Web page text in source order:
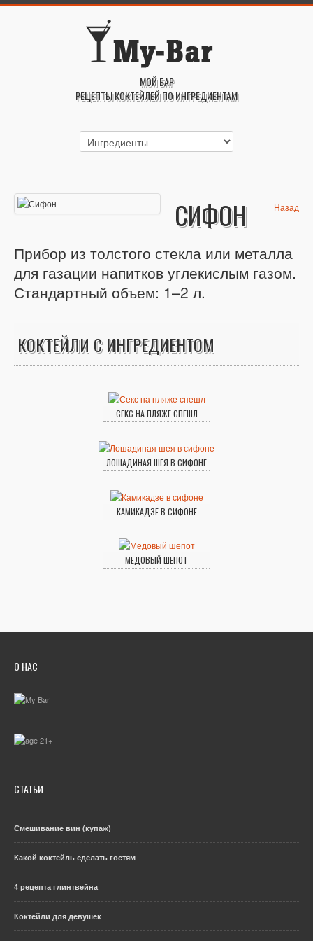
МОЙ БАР
РЕЦЕПТЫ КОКТЕЙЛЕЙ ПО ИНГРЕДИЕНТАМ
Назад
СИФОН
Прибор из толстого стекла или металла
для газации напитков углекислым газом.
Стандартный объем: 1–2 л.
КОКТЕЙЛИ С ИНГРЕДИЕНТОМ
СЕКС НА ПЛЯЖЕ СПЕШЛ
ЛОШАДИНАЯ ШЕЯ В СИФОНЕ
КАМИКАДЗЕ В СИФОНЕ
МЕДОВЫЙ ШЕПОТ
О НАС
СТАТЬИ
Смешивание вин (купаж)
Какой коктейль сделать гостям
4 рецепта глинтвейна
Коктейли для девушек